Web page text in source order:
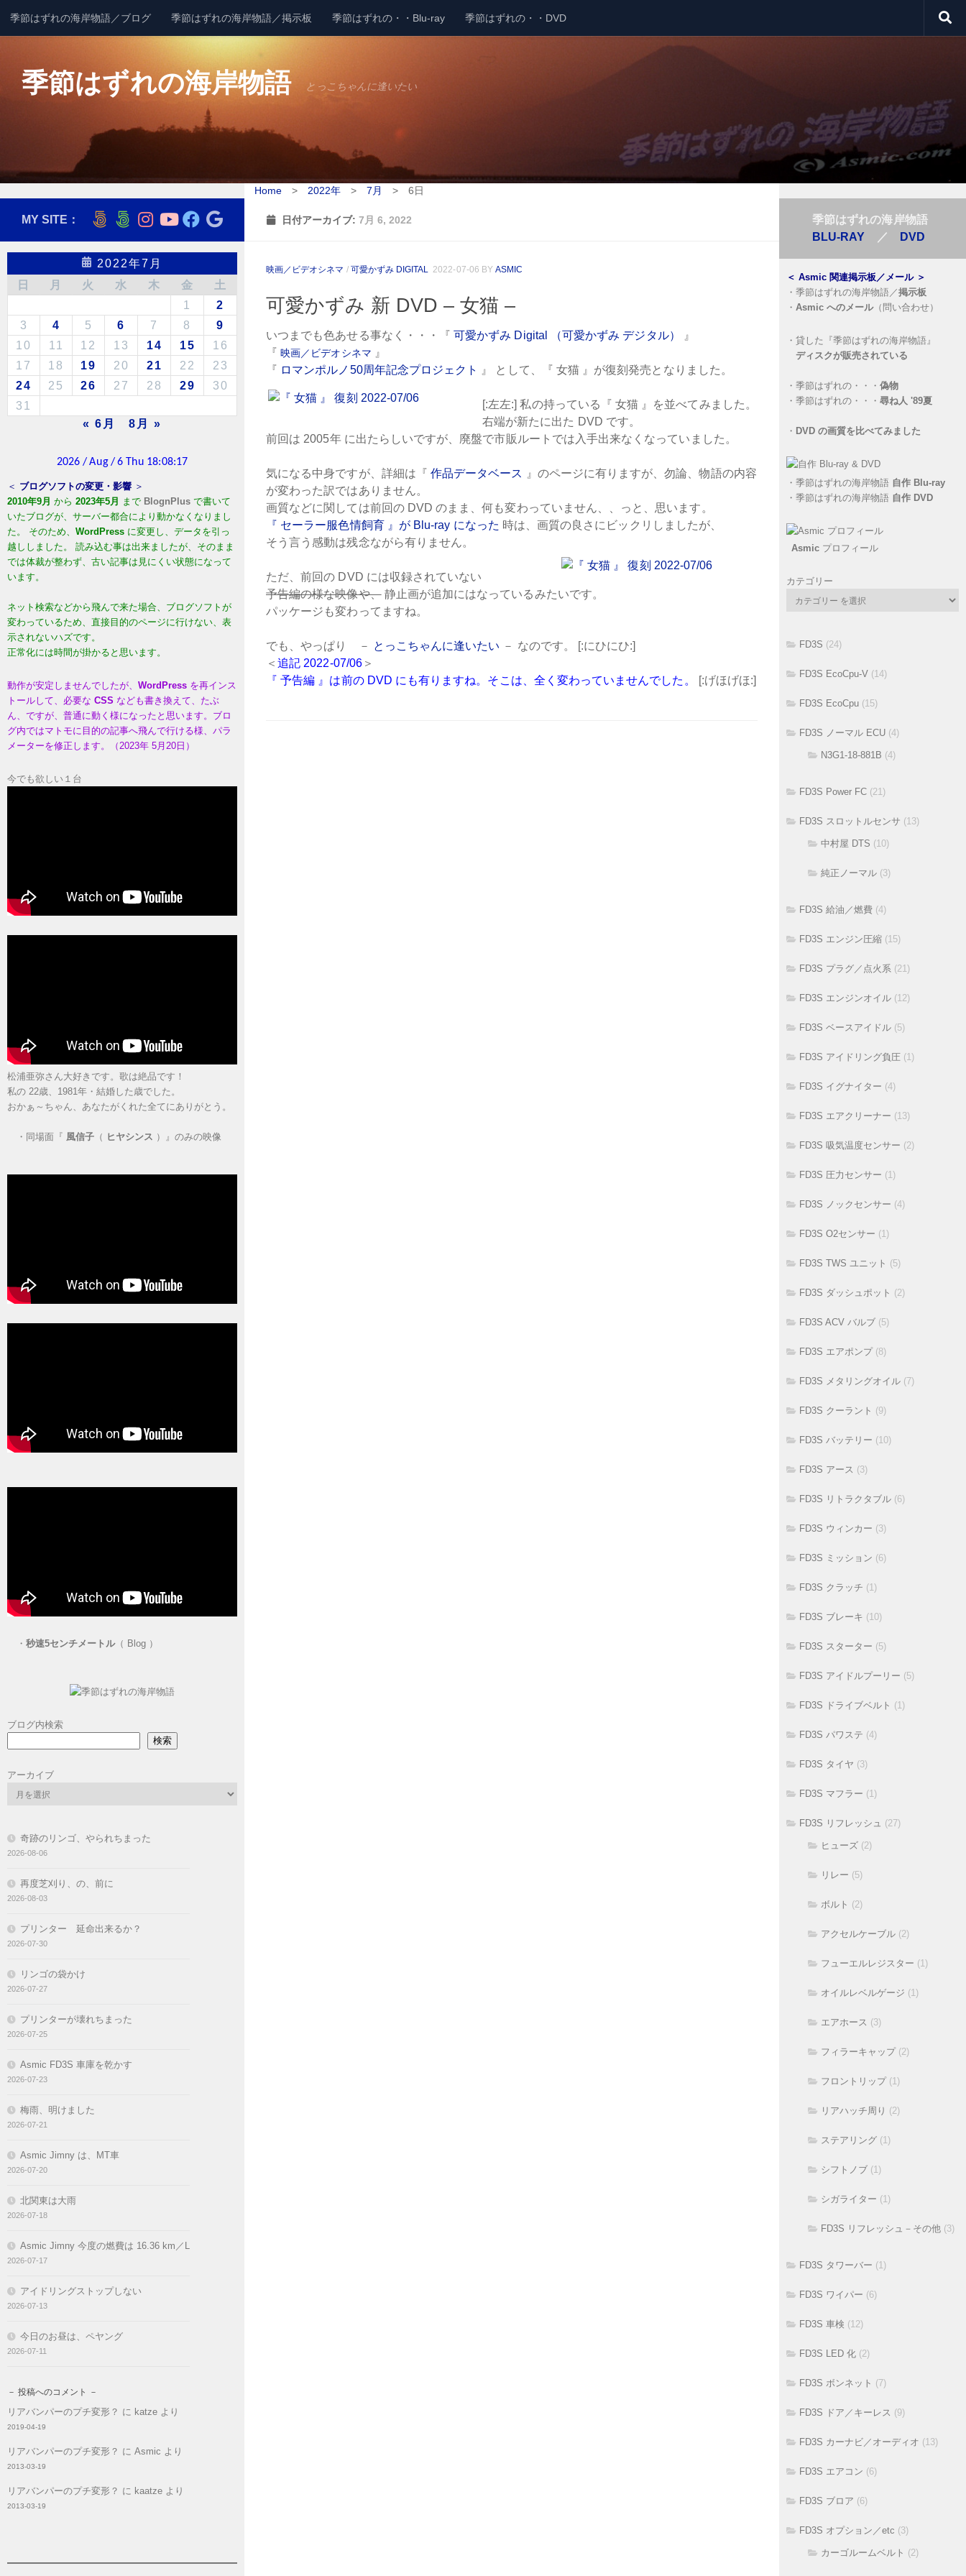
コンテンツへスキップ
季節はずれの海岸物語／ブログ 季節はずれの海岸物語／掲示板 季節はずれの・・Blu-ray 季節はずれの・・DVD
季節はずれの海岸物語 とっこちゃんに逢いたい
Home > 2022年 > 7月 > 6日
日付アーカイブ:7月 6, 2022
映画／ビデオシネマ / 可愛かずみ DIGITAL 2022-07-06 BY ASMIC
可愛かずみ 新 DVD – 女猫 –
いつまでも色あせる事なく・・・『可愛かずみ Digital （可愛かずみ デジタル）
』
『映画／ビデオシネマ 』
『 ロマンポルノ50周年記念プロジェクト 』 として、『 女猫 』が復刻発売となりました。
[:左左:] 私の持っている『女猫 』を並べてみました。
右端が新たに出た DVD です。
前回は2005年に出たらしいですが、廃盤で市販ルートでは入手出来なくなっていました。
気になる中身ですが、詳細は『 作品データベース 』のページに有りますが、勿論、物語の内容
が変わった訳ではありません。
画質などに関しては前回の DVD のまま、何も変わっていません、、っと、思います。
『 セーラー服色情飼育』が Blu-ray になった 時は、画質の良さにビックリしましたが、
そう言う感動は残念ながら有りません。
ただ、前回の DVD には収録されていない
予告編の様な映像や、静止画が追加にはなっているみたいです。
パッケージも変わってますね。
でも、やっぱり － とっこちゃんに逢いたい － なのです。 [:にひにひ:]
＜追記 2022-07/06＞
『 予告編 』は前の DVD にも有りますね。そこは、全く変わっていませんでした。 [:げほげほ:]
MY SITE：
2022年7月
日
月 火 水 木 金
土
1
2
3
4 5 6 7 8
9
10
11 12 13 14 15
16
17
18 19 20 21 22
23
24
25 26 27 28 29
30
31
« 6月
8月 »
＜ ブログソフトの変更・影響 ＞
2010年9月 から 2023年5月 まで BlognPlus で書いて
いたブログが、サーバー都合により動かなくなりまし
た。 そのため、 WordPress に変更し、データを引っ
越ししました。 読み込む事は出来ましたが、そのまま
では体裁が整わず、古い記事は見にくい状態になって
います。
ネット検索などから飛んで来た場合、ブログソフトが
変わっているため、直接目的のページに行けない、表
示されないハズです。
正常化には時間が掛かると思います。
動作が安定しませんでしたが、 WordPress を再インス
トールして、必要な CSS なども書き換えて、たぶ
ん、ですが、普通に動く様になったと思います。ブロ
グ内ではマトモに目的の記事へ飛んで行ける様、パラ
メーターを修正します。（2023年 5月20日）
今でも欲しい１台
松浦亜弥さん大好きです。歌は絶品です！
私の 22歳、1981年・結婚した歳でした。
おかぁ～ちゃん、あなたがくれた全てにありがとう。
・ 同場面『 風信子 （ ヒヤシンス ）』のみの映像
・ 秒速5センチメートル（ Blog ）
ブログ内検索
検索
アーカイブ
奇跡のリンゴ、やられちまった
2026-08-06
再度芝刈り、の、前に
2026-08-03
プリンター 延命出来るか？
2026-07-30
リンゴの袋かけ
2026-07-27
プリンターが壊れちまった
2026-07-25
Asmic FD3S 車庫を乾かす
2026-07-23
梅雨、明けました
2026-07-21
Asmic Jimny は、MT車
2026-07-20
北関東は大雨
2026-07-18
Asmic Jimny 今度の燃費は 16.36 km／L
2026-07-17
アイドリングストップしない
2026-07-13
今日のお昼は、ペヤング
2026-07-11
－ 投稿へのコメント －
リアバンパーのプチ変形？ に katze より
2019-04-19
リアバンパーのプチ変形？ に Asmic より
2013-03-19
リアバンパーのプチ変形？ に kaatze より
2013-03-19
季節はずれの海岸物語
BLU-RAY ／ DVD
＜ Asmic 関連掲示板／メール＞
・ 季節はずれの海岸物語／掲示板
・ Asmic へのメール（問い合わせ）
・ 貸した『季節はずれの海岸物語』
ディスクが販売されている
・ 季節はずれの・・・ 偽物
・ 季節はずれの・・・ 尋ね人 '89夏
・ DVD の画質を比べてみました
・ 季節はずれの海岸物語 自作 Blu-ray
・ 季節はずれの海岸物語 自作 DVD
Asmic プロフィール
カテゴリー
FD3S (24)
FD3S EcoCpu-V (14)
FD3S EcoCpu (15)
FD3S ノーマル ECU (4)
N3G1-18-881B (4)
FD3S Power FC (21)
FD3S スロットルセンサ (13)
中村屋 DTS (10)
純正ノーマル (3)
FD3S 給油／燃費 (4)
FD3S エンジン圧縮 (15)
FD3S プラグ／点火系 (21)
FD3S エンジンオイル (12)
FD3S ベースアイドル (5)
FD3S アイドリング負圧 (1)
FD3S イグナイター (4)
FD3S エアクリーナー (13)
FD3S 吸気温度センサー (2)
FD3S 圧力センサー (1)
FD3S ノックセンサー (4)
FD3S O2センサー (1)
FD3S TWS ユニット (5)
FD3S ダッシュポット (2)
FD3S ACV バルブ (5)
FD3S エアポンプ(8)
FD3S メタリングオイル (7)
FD3S クーラント (9)
FD3S バッテリー (10)
FD3S アース (3)
FD3S リトラクタブル (6)
FD3S ウィンカー (3)
FD3S ミッション (6)
FD3S クラッチ (1)
FD3S ブレーキ (10)
FD3S スターター (5)
FD3S アイドルプーリー (5)
FD3S ドライブベルト (1)
FD3S パワステ (4)
FD3S タイヤ (3)
FD3S マフラー (1)
FD3S リフレッシュ (27)
ヒューズ (2)
リレー (5)
ボルト (2)
アクセルケーブル (2)
フューエルレジスター (1)
オイルレベルゲージ (1)
エアホース (3)
フィラーキャップ(2)
フロントリップ(1)
リアハッチ周り (2)
ステアリング (1)
シフトノブ (1)
シガライター (1)
FD3S リフレッシュ－その他 (3)
FD3S タワーバー (1)
FD3S ワイパー (6)
FD3S 車検 (12)
FD3S LED 化 (2)
FD3S ボンネット (7)
FD3S ドア／キーレス (9)
FD3S カーナビ／オーディオ (13)
FD3S エアコン (6)
FD3S ブロア (6)
FD3S オプション／etc (3)
カーゴルームベルト (2)